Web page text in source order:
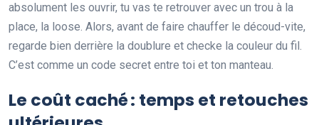
absolument les ouvrir, tu vas te retrouver avec un trou à la
place, la loose. Alors, avant de faire chauffer le découd-vite,
regarde bien derrière la doublure et checke la couleur du fil.
C’est comme un code secret entre toi et ton manteau.
Le coût caché : temps et retouches